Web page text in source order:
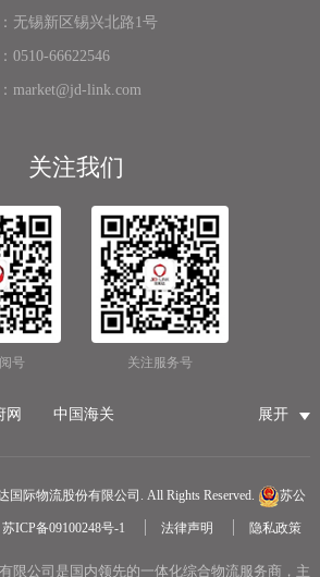
无锡新区锡兴北路1号
0510-66622546
market@jd-link.com
关注我们
号 关注服务号
展开
网
中国海关
代理
无锡仓储服务公司
货运
医疗器械第三方仓储
专线
中欧铁路货运
国际物流股份有限公司. All Rights Reserved. 苏公
苏ICP备09100248号-1 法律声明 隐私政策
限公司是国内领先的一体化综合物流服务商，主